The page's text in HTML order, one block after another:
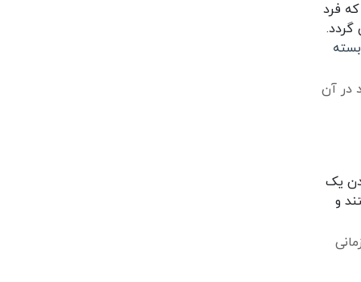
فرد
گردد.
در آن
و